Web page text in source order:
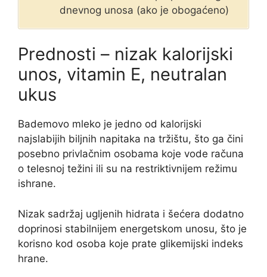
dnevnog unosa (ako je obogaćeno)
Prednosti – nizak kalorijski
unos, vitamin E, neutralan
ukus
Bademovo mleko je jedno od kalorijski
najslabijih biljnih napitaka na tržištu, što ga čini
posebno privlačnim osobama koje vode računa
o telesnoj težini ili su na restriktivnijem režimu
ishrane.
Nizak sadržaj ugljenih hidrata i šećera dodatno
doprinosi stabilnijem energetskom unosu, što je
korisno kod osoba koje prate glikemijski indeks
hrane.